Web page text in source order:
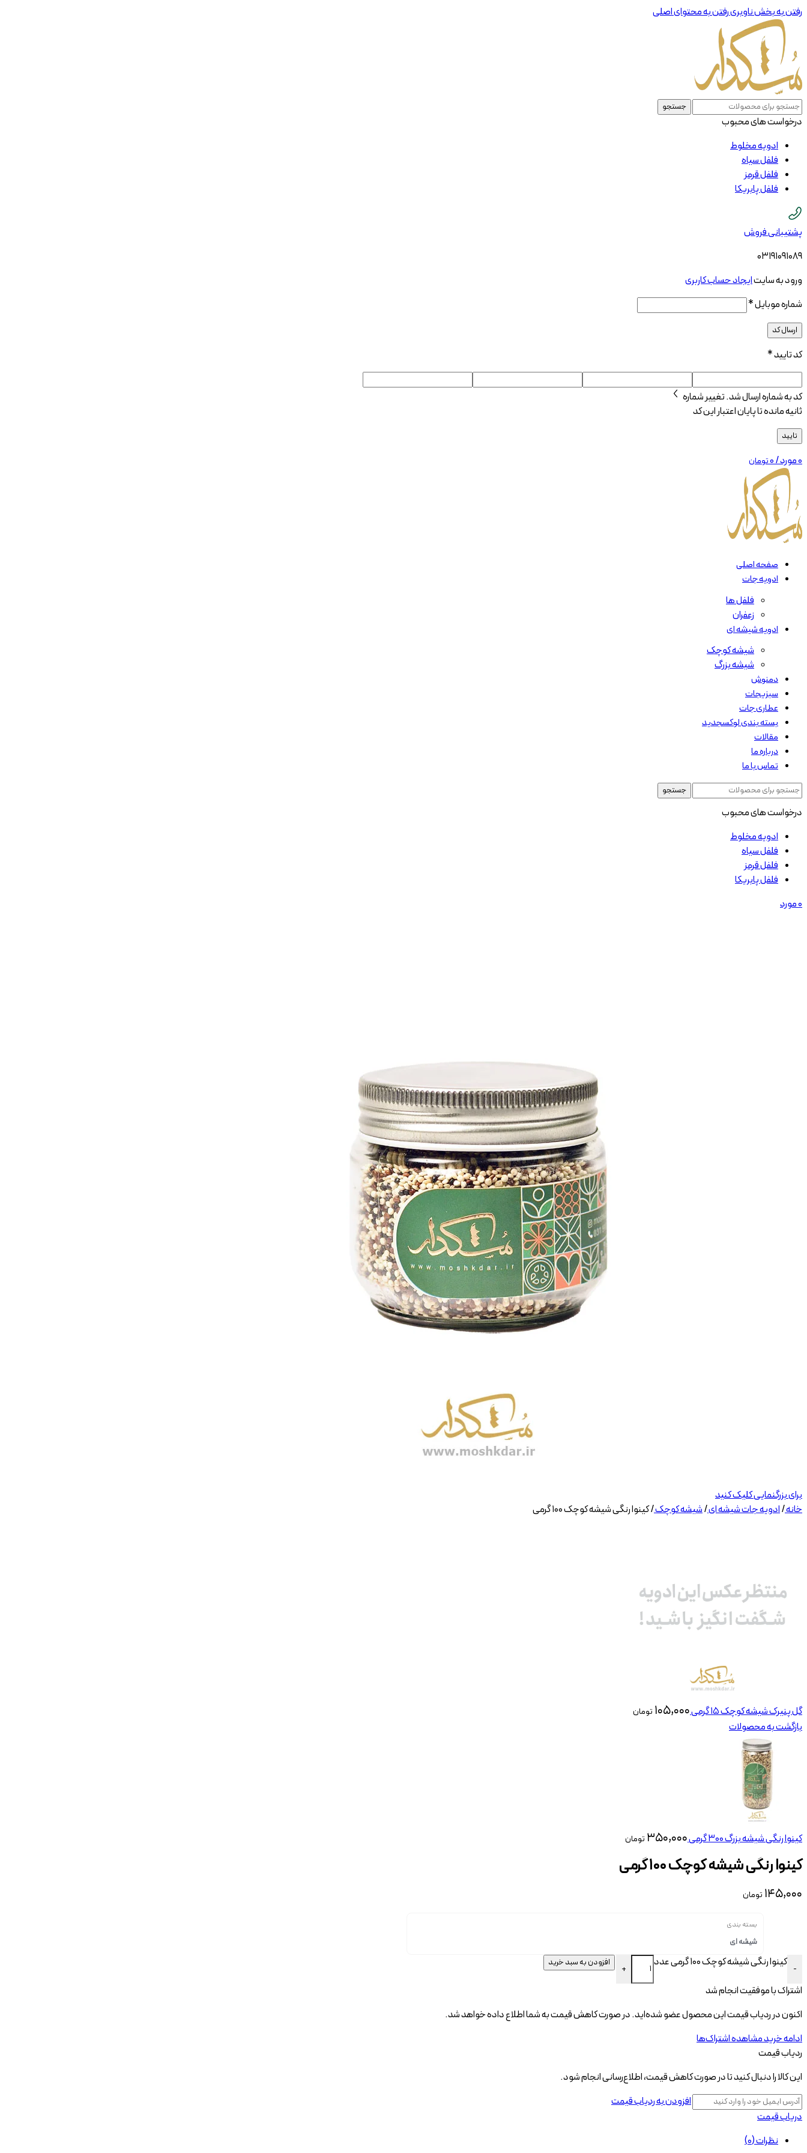
رفتن به بخش ناوبریرفتن به محتوای اصلی
جستجو
درخواست های محبوب
ادویه مخلوط
فلفل سیاه
فلفل قرمز
فلفل پابریکا
پشتیبانی فروش
03191091089
ورود به سایتایجاد حساب کاربری
شماره موبایل*
ارسال کد
کد تایید*
کد به شمارهارسال شد.تغییر شماره
ثانیه مانده تا پایان اعتبار این کد
تایید
0مورد/۰تومان
صفحه اصلی
ادویه جات
فلفل ها
زعفران
ادویه شیشه ای
شیشه کوچک
شیشه بزرگ
دمنوش
سبزیجات
عطاری جات
بسته بندی لوکسجدید
مقالات
درباره ما
تماس با ما
جستجو
درخواست های محبوب
ادویه مخلوط
فلفل سیاه
فلفل قرمز
فلفل پابریکا
0مورد
برای بزرگنمایی کلیک کنید
خانه/ادویه جات شیشه ای/شیشه کوچک/کینوا رنگی شیشه کوچک ۱۰۰ گرمی
گل پنیرک شیشه کوچک 15 گرمی ۱۰۵,۰۰۰ تومان
بازگشت به محصولات
کینوا رنگی شیشه بزرگ 300 گرمی ۳۵۰,۰۰۰ تومان
کینوا رنگی شیشه کوچک ۱۰۰ گرمی
۱۴۵,۰۰۰ تومان
بسته بندی
شیشه ای
- کینوا رنگی شیشه کوچک 100 گرمی عدد +
افزودن به سبد خرید
اشتراک با موفقیت انجام شد
اکنون در ردیاب قیمت این محصول عضو شده‌اید. در صورت کاهش قیمت به شما اطلاع داده خواهد شد.
ادامه خریدمشاهده اشتراک‌ها
ردیاب قیمت
این کالا را دنبال کنید تا در صورت کاهش قیمت، اطلاع‌رسانی انجام شود.
افزودن به ردیاب قیمت
دریاب قیمت
نظرات (0)